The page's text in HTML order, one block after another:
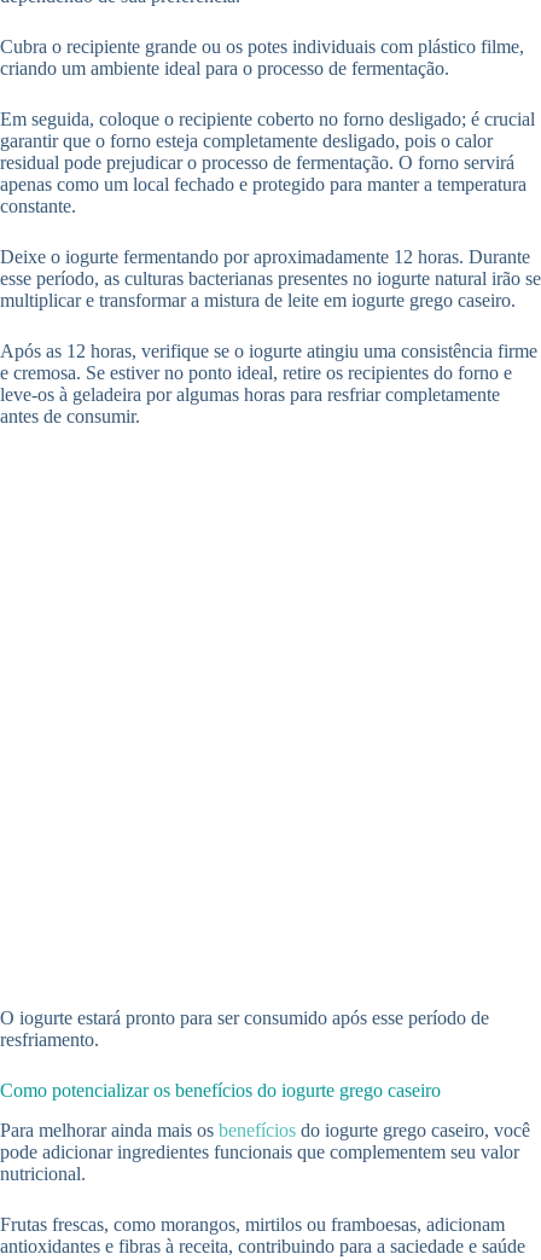
Cubra o recipiente grande ou os potes individuais com plástico filme,
criando um ambiente ideal para o processo de fermentação.
Em seguida, coloque o recipiente coberto no forno desligado; é crucial
garantir que o forno esteja completamente desligado, pois o calor
residual pode prejudicar o processo de fermentação. O forno servirá
apenas como um local fechado e protegido para manter a temperatura
constante.
Deixe o iogurte fermentando por aproximadamente 12 horas. Durante
esse período, as culturas bacterianas presentes no iogurte natural irão se
multiplicar e transformar a mistura de leite em iogurte grego caseiro.
Após as 12 horas, verifique se o iogurte atingiu uma consistência firme
e cremosa. Se estiver no ponto ideal, retire os recipientes do forno e
leve-os à geladeira por algumas horas para resfriar completamente
antes de consumir.
O iogurte estará pronto para ser consumido após esse período de
resfriamento.
Como potencializar os benefícios do iogurte grego caseiro
Para melhorar ainda mais os benefícios do iogurte grego caseiro, você
pode adicionar ingredientes funcionais que complementem seu valor
nutricional.
Frutas frescas, como morangos, mirtilos ou framboesas, adicionam
antioxidantes e fibras à receita, contribuindo para a saciedade e saúde